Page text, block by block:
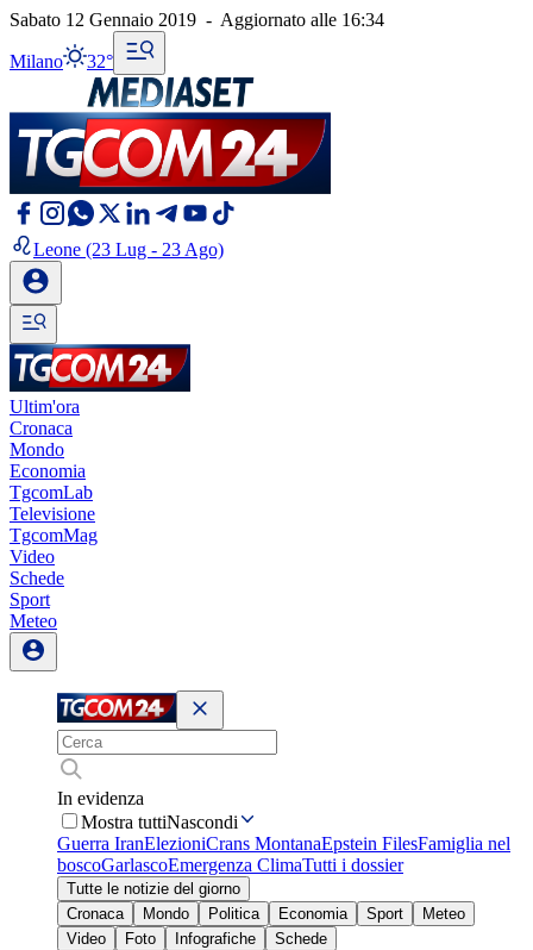
Sabato 12 Gennaio 2019 - Aggiornato alle 16:34
Milano 32°
Leone (23 Lug - 23 Ago)
Ultim'ora
Cronaca
Mondo
Economia
TgcomLab
Televisione
TgcomMag
Video
Schede
Sport
Meteo
In evidenza
Mostra tuttiNascondi
Guerra IranElezioniCrans MontanaEpstein FilesFamiglia nel
boscoGarlascoEmergenza ClimaTutti i dossier
Tutte le notizie del giorno
Cronaca
Mondo Politica Economia Sport
Meteo
Video
Foto Infografiche
Schede